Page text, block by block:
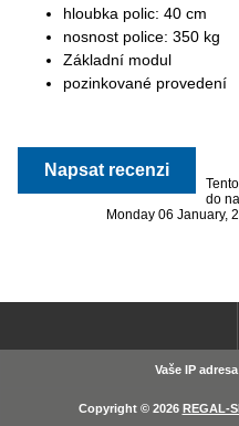
hloubka polic: 40 cm
nosnost police: 350 kg
Základní modul
pozinkované provedení
Napsat recenzi
do
Monday 06 January,
Vaše IP
Copyright © 2026 REGAL-